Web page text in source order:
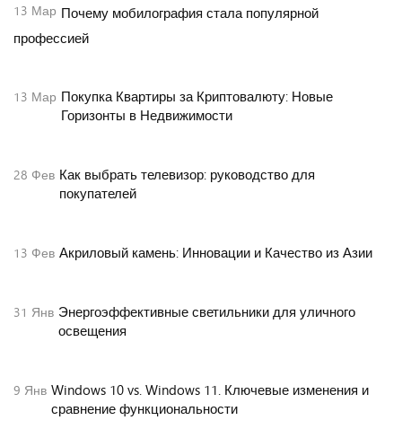
13 Мар Почему мобилография стала популярной
профессией
13 Мар Покупка Квартиры за Криптовалюту: Новые
Горизонты в Недвижимости
28 Фев Как выбрать телевизор: руководство для
покупателей
13 Фев Акриловый камень: Инновации и Качество из Азии
31 Янв Энергоэффективные светильники для уличного
освещения
9 Янв Windows 10 vs. Windows 11. Ключевые изменения и
сравнение функциональности